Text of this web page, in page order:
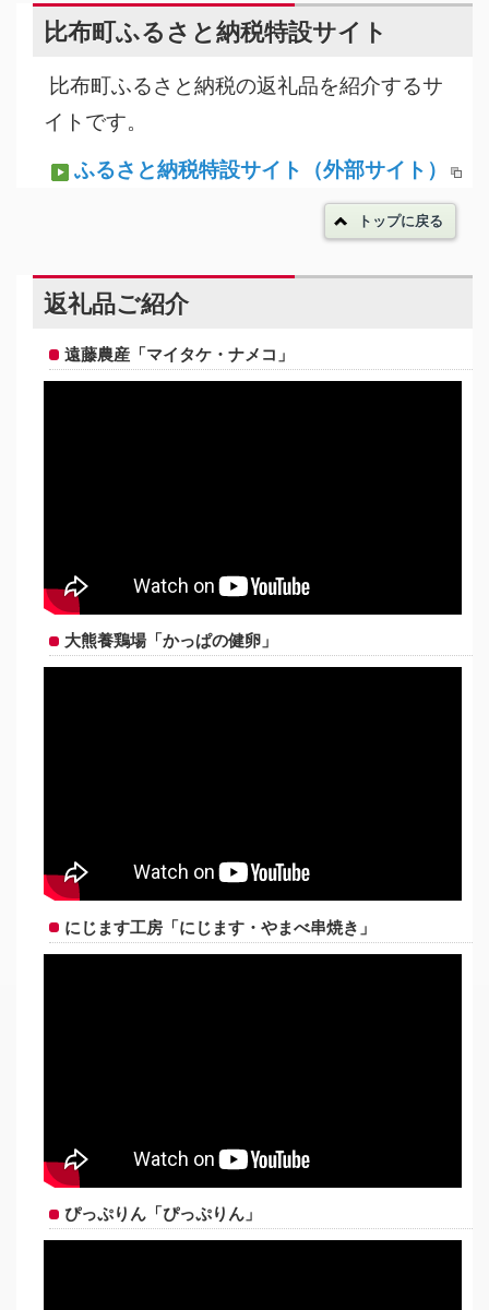
比布町ふるさと納税特設サイト
比布町ふるさと納税の返礼品を紹介するサ
イトです。
ふるさと納税特設サイト （外部サイト）
トップに戻る
返礼品ご紹介
遠藤農産「マイタケ・ナメコ」
大熊養鶏場「かっぱの健卵」
にじます工房「にじます・やまべ串焼き」
ぴっぷりん「ぴっぷりん」